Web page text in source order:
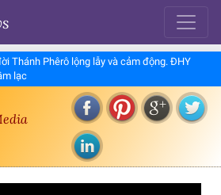
Thánh Phêrô lộng lẫy và cảm động. ĐHY
lạc